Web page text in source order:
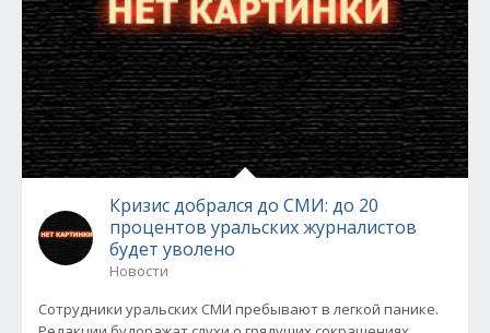
Кризис добрался до СМИ: до 20
процентов уральских журналистов
будет уволено
Новости
Сотрудники уральских СМИ пребывают в легкой панике.